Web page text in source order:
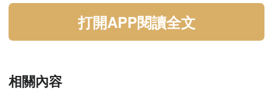
打開APP閱讀全文
相關內容